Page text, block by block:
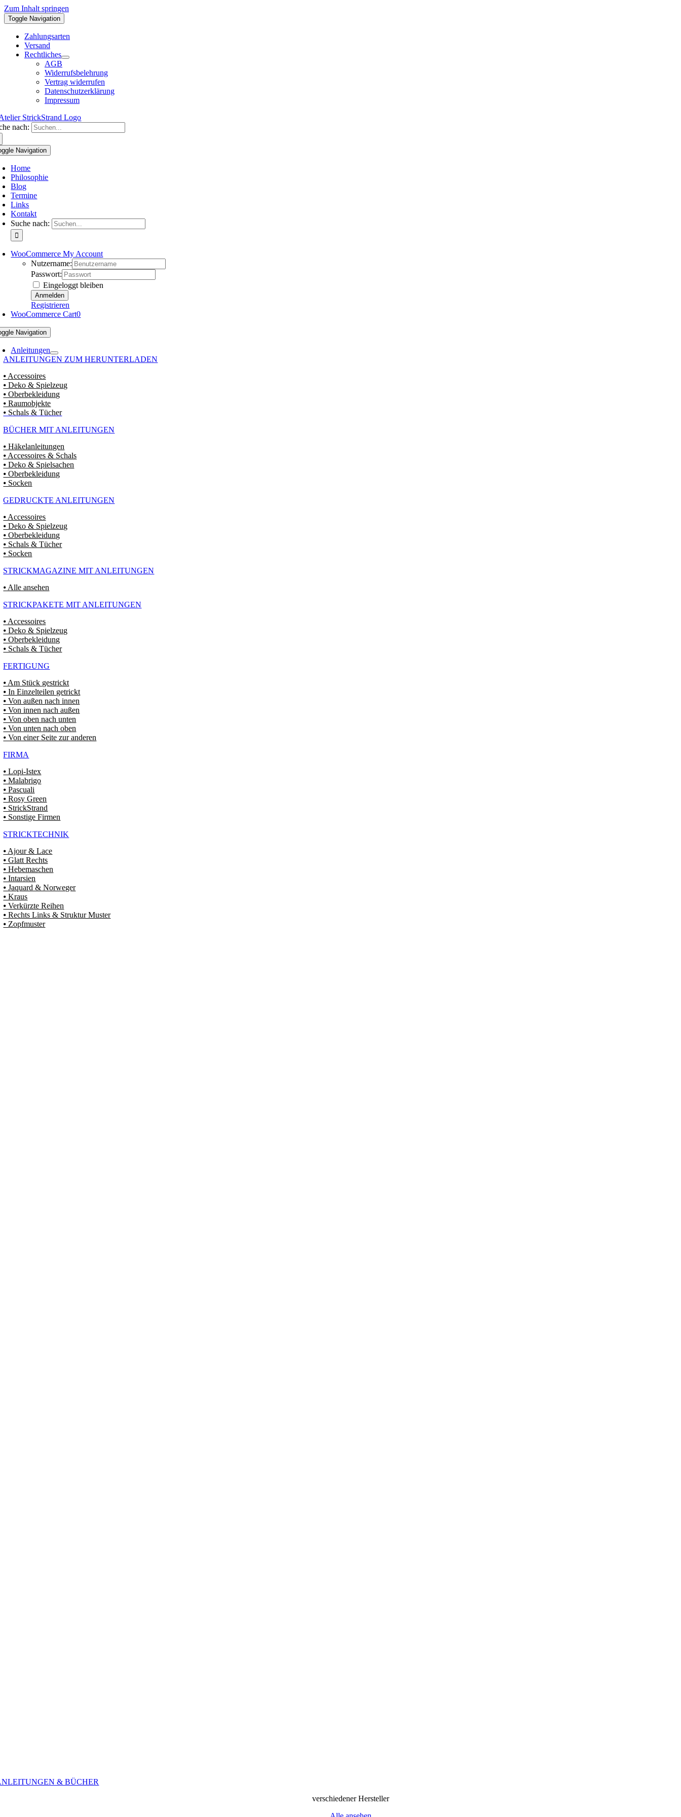
Zum Inhalt springen
Toggle Navigation
Zahlungsarten
Versand
Rechtliches
AGB
Widerrufsbelehrung
Vertrag widerrufen
Datenschutzerklärung
Impressum
nach:
Navigation
Home
Philosophie
Blog
Termine
Links
Kontakt
Suche nach:
WooCommerce My Account
Nutzername:
Passwort:
Eingeloggt bleiben
Registrieren
WooCommerce Cart0
Navigation
Anleitungen
ANLEITUNGEN ZUM HERUNTERLADEN
⦁ Accessoires
⦁ Deko & Spielzeug
⦁ Oberbekleidung
⦁ Raumobjekte
⦁ Schals & Tücher
BÜCHER MIT ANLEITUNGEN
⦁ Häkelanleitungen
⦁ Accessoires & Schals
⦁ Deko & Spielsachen
⦁ Oberbekleidung
⦁ Socken
GEDRUCKTE ANLEITUNGEN
⦁ Accessoires
⦁ Deko & Spielzeug
⦁ Oberbekleidung
⦁ Schals & Tücher
⦁ Socken
STRICKMAGAZINE MIT ANLEITUNGEN
⦁ Alle ansehen
STRICKPAKETE MIT ANLEITUNGEN
⦁ Accessoires
⦁ Deko & Spielzeug
⦁ Oberbekleidung
⦁ Schals & Tücher
FERTIGUNG
⦁ Am Stück gestrickt
⦁ In Einzelteilen getrickt
⦁ Von außen nach innen
⦁ Von innen nach außen
⦁ Von oben nach unten
⦁ Von unten nach oben
⦁ Von einer Seite zur anderen
FIRMA
⦁ Lopi-Istex
⦁ Malabrigo
⦁ Pascuali
⦁ Rosy Green
⦁ StrickStrand
⦁ Sonstige Firmen
STRICKTECHNIK
⦁ Ajour & Lace
⦁ Glatt Rechts
⦁ Hebemaschen
⦁ Intarsien
⦁ Jaquard & Norweger
⦁ Kraus
⦁ Verkürzte Reihen
⦁ Rechts Links & Struktur Muster
⦁ Zopfmuster
& BÜCHER
verschiedener Hersteller